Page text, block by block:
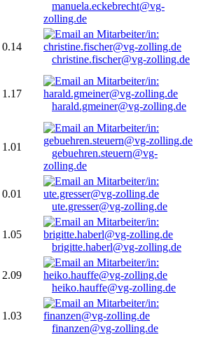
manuela.eckebrecht@vg-
zolling.de
0.14
christine.fischer@vg-zolling.de
1.17
harald.gmeiner@vg-zolling.de
1.01
gebuehren.steuern@vg-
zolling.de
0.01
ute.gresser@vg-zolling.de
1.05
brigitte.haberl@vg-zolling.de
2.09
heiko.hauffe@vg-zolling.de
1.03
finanzen@vg-zolling.de